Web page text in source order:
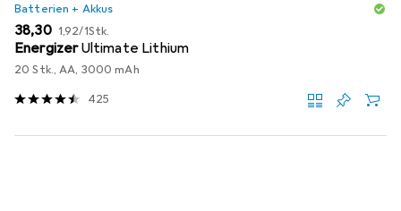
Batterien + Akkus
EUR
38,30 EUR
1,92/1Stk.
EnergizerUltimate Lithium
20 Stk., AA, 3000 mAh
425